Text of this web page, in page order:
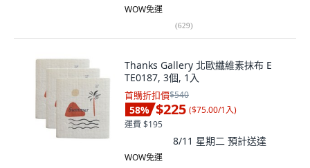
WOW免運
(629)
Thanks Gallery 北歐纖維素抹布 E
TE0187, 3個, 1入
首購折扣價$540
58% $225 ($75.00/1入)
運費 $195
8/11 星期二 預計送達
WOW免運